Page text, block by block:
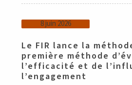
8 juin 2026
Le FIR lance la
première méthode
l’efficacité et de
l’engagement